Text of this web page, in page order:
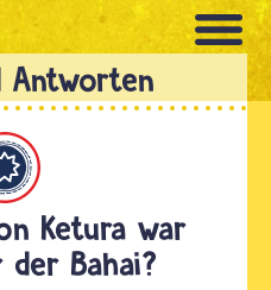
Ketura war
Bahai?